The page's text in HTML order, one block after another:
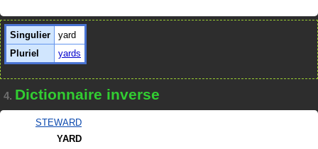
Singulier
yard
Pluriel
yards
4. Dictionnaire inverse
STEWARD
YARD